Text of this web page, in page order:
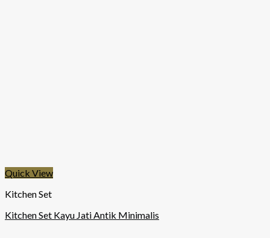
Quick View
Kitchen Set
Kitchen Set Kayu Jati Antik Minimalis